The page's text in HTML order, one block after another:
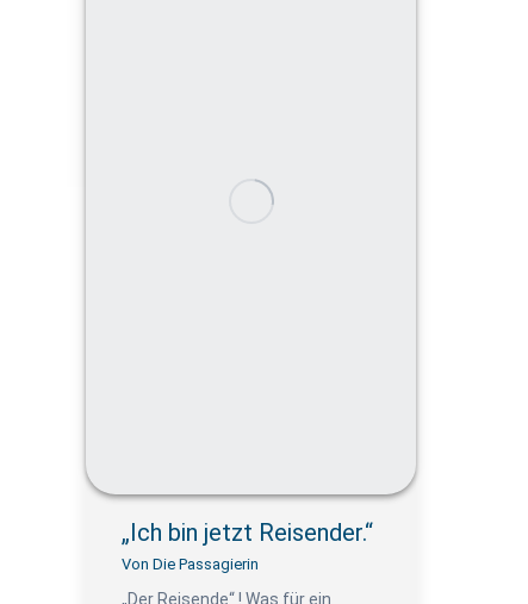
„Ich bin jetzt Reisender.“
Von Die Passagierin
„Der Reisende“ ! Was für ein